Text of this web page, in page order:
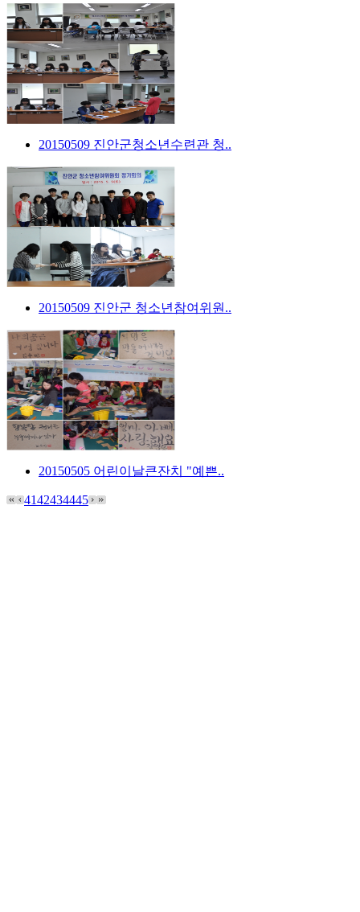
20150509 진안군청소년수련관 청..
20150509 진안군 청소년참여위원..
20150505 어린이날큰잔치 "예쁜..
4142434445